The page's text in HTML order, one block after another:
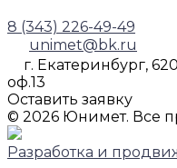
8 (343) 226-49-49
unimet@bk.ru
г. Екатеринбург,
оф.13
Оставить заявку
© 2026 Юнимет. Все
Разработка и